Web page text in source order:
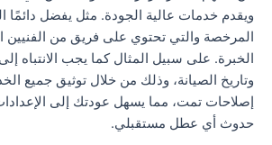
ويقدم خدمات عالية الجودة. مثل يفضل دائمًا
المرخصة والتي تحتوي على فريق من الفنيين
الخبرة. على سبيل المثال كما يجب الانتباه
وتاريخ الصيانة، وذلك من خلال توثيق جميع
إصلاحات تمت، مما يسهل عودتك إلى
حدوث أي عطل مستقبلي.